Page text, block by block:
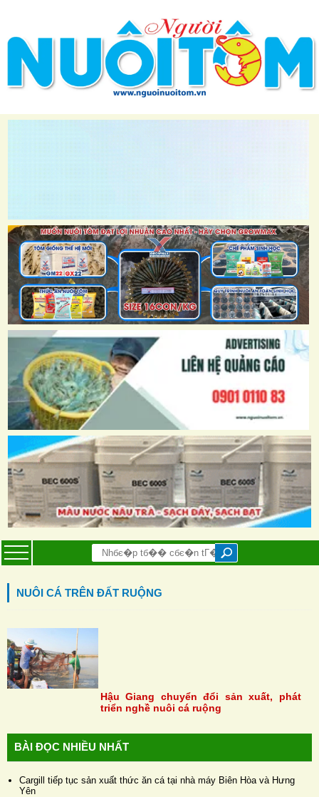
NUÔI CÁ TRÊN ĐẤT RUỘNG
Hậu Giang chuyển đổi sản xuất, phát
triển nghề nuôi cá ruộng
BÀI ĐỌC NHIỀU NHẤT
Cargill tiếp tục sản xuất thức ăn cá tại nhà máy Biên Hòa và Hưng
Yên